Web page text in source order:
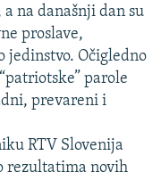
na današnji dan su
proslave,
jedinstvo. Očigledno
parole
prevareni i
RTV Slovenija
rezultatima novih